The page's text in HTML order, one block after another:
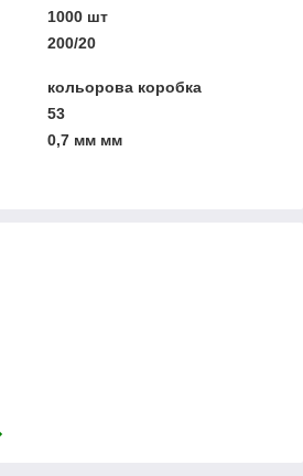
1000 шт
200/20
кольорова коробка
53
0,7 мм мм